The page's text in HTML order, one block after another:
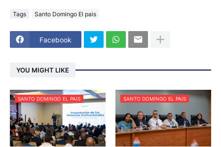
Tags Santo Domingo El pais
Facebook
YOU MIGHT LIKE
SANTO DOMINGO EL PAIS SANTO DOMINGO EL PAIS